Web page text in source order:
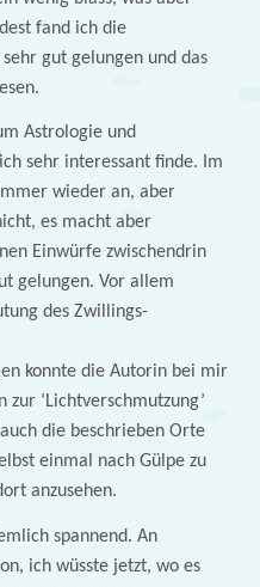
fand ich die
gut gelungen und das
Astrologie und
sehr interessant finde. Im
wieder an, aber
es macht aber
Einwürfe zwischendrin
gelungen. Vor allem
des Zwillings-
konnte die Autorin bei mir
‘Lichtverschmutzung’
die beschrieben Orte
einmal nach Gülpe zu
anzusehen.
spannend. An
ich wüsste jetzt, wo es